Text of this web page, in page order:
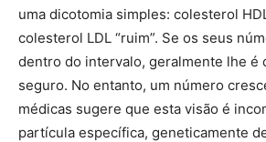
uma dicotomia simples: colesterol
colesterol LDL “ruim”. Se os seus
dentro do intervalo, geralmente lhe é
seguro. No entanto, um número
médicas sugere que esta visão é
partícula específica, geneticamente